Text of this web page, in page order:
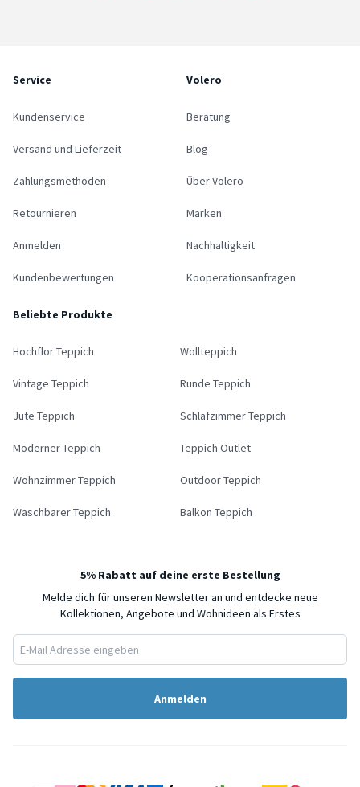
Service
Kundenservice
Versand und Lieferzeit
Zahlungsmethoden
Retournieren
Anmelden
Kundenbewertungen
Volero
Beratung
Blog
Über Volero
Marken
Nachhaltigkeit
Kooperationsanfragen
Beliebte Produkte
Hochflor Teppich Wollteppich
Vintage Teppich Runde Teppich
Jute Teppich Schlafzimmer Teppich
Moderner Teppich Teppich Outlet
Wohnzimmer Teppich Outdoor Teppich
Waschbarer Teppich Balkon Teppich
5% Rabatt auf deine erste Bestellung
Melde dich für unseren Newsletter an und entdecke neue
Kollektionen, Angebote und Wohnideen als Erstes
Anmelden